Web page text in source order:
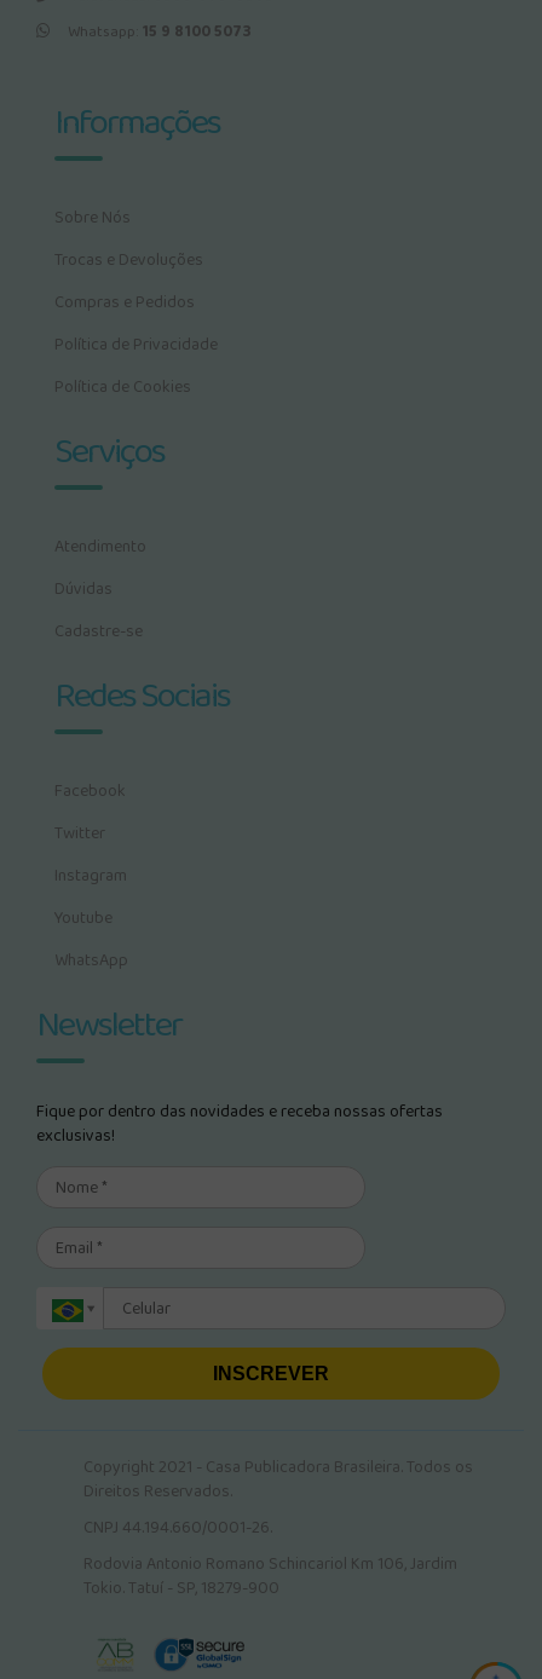
Whatsapp: 15 9 8100 5073
Informações
Sobre Nós
Trocas e Devoluções
Compras e Pedidos
Política de Privacidade
Política de Cookies
Serviços
Atendimento
Dúvidas
Cadastre-se
Redes Sociais
Facebook
Twitter
Instagram
Youtube
WhatsApp
Newsletter
Fique por dentro das novidades e receba nossas ofertas
exclusivas!
INSCREVER
Copyright 2021 - Casa Publicadora Brasileira. Todos os
Direitos Reservados.
CNPJ 44.194.660/0001-26.
Rodovia Antonio Romano Schincariol Km 106, Jardim
Tokio. Tatuí - SP, 18279-900